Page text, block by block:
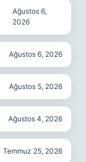
Ağustos 6,
2026
Ağustos 6, 2026
Ağustos 5, 2026
Ağustos 4, 2026
Temmuz 25, 2026